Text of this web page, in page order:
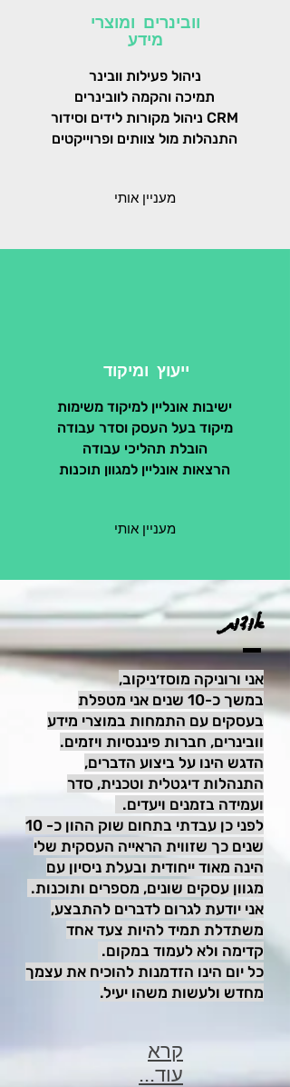
וובינרים ומוצרי
מידע
ניהול פעילות וובינר
תמיכה והקמה לוובינרים
ניהול מקורות לידים וסידור CRM
התנהלות מול צוותים ופרוייקטים
מעניין אותי
ייעוץ ומיקוד
ישיבות אונליין למיקוד משימות
מיקוד בעל העסק וסדר עבודה
הובלת תהליכי עבודה
הרצאות אונליין למגוון תוכנות
מעניין אותי
אודות
אני ורוניקה מוסז׳ניקוב,
במשך כ-10 שנים אני מטפלת
בעסקים עם התמחות במוצרי מידע
וובינרים, חברות פיננסיות ויזמים.
הדגש הינו על ביצוע הדברים,
התנהלות דיגטלית וטכנית, סדר
ועמידה בזמנים ויעדים.
לפני כן עבדתי בתחום שוק ההון כ- 10
שנים כך שזווית הראייה העסקית שלי
הינה מאוד ייחודית ובעלת ניסיון עם
מגוון עסקים שונים, מספרים ותוכנות.
אני יודעת לגרום לדברים להתבצע,
משתדלת תמיד להיות צעד אחד
קדימה ולא לעמוד במקום.
כל יום הינו הזדמנות להוכיח את עצמך
מחדש ולעשות משהו יעיל.
קרא
עוד...